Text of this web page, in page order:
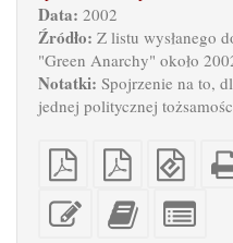
Data: 2002
Źródło: Z listu wysłanego
"Green Anarchy" około
Notatki: Spojrzenie na to,
jednej politycznej
Czysty
PDF
PDF
impozycją
(dla
Edytuj
ten
Dodaj
ten